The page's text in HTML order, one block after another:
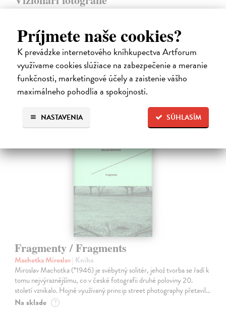
Príjmete naše cookies?
K prevádzke internetového kníhkupectva Artforum
využívame cookies slúžiace na zabezpečenie a meranie
funkčnosti, marketingové účely a zaistenie vášho
maximálneho pohodlia a spokojnosti.
SÚHLASÍM
NASTAVENIA
Marien Warner Mary| Kniha
tvůrci svých vlastních obrazů, ale čerpají inspiraci ze zkušenosti z
malby, designu, reklamy, žurnalistiky a společenských věd. V naší…
Na sklade ?
31,63 €
33,29 € ?
Fragmenty / Fragments
Machotka Miroslav| Kniha
Miroslav Machotka (*1946) je svébytný solitér, jehož tvorba se řadí k
tomu nejvýraznějšímu, co v české fotografii druhé poloviny 20.
století vznikalo. Hojně využívaný princip street photography přetavil…
Na sklade ?